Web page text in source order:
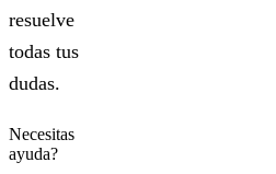
resuelve
todas tus
dudas.
Necesitas
ayuda?